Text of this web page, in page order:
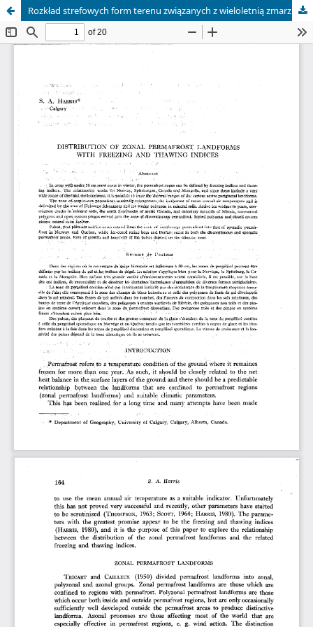
Rozkład strefowych form terenu związanych z wieloletnią zmarzliną w zależności od wskaźników zamarzania i rozmarzania